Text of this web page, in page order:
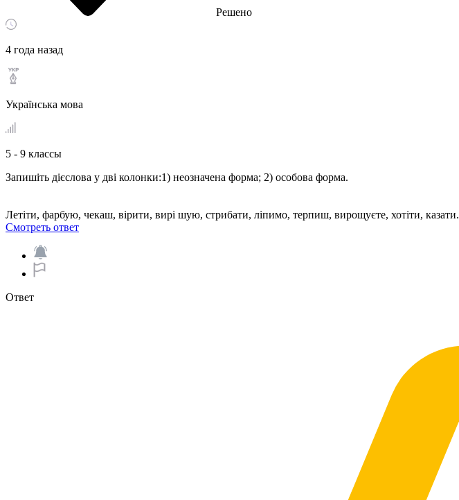
Решено
4 года назад
Українська мова
5 - 9 классы
Запишіть дієслова у дві колонки:1) неозначена форма; 2) особова форма.
Летiти, фарбую, чекаш, вiрити, вирi шую, стрибати, ліпимо, терпиш, вирощуєте, хотіти, казати.
Смотреть ответ
Ответ